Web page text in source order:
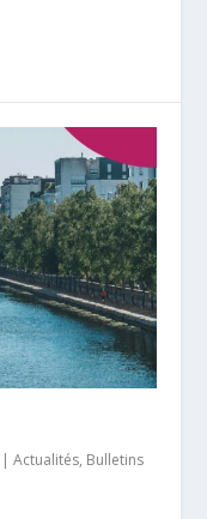
|Actualités, Bulletins